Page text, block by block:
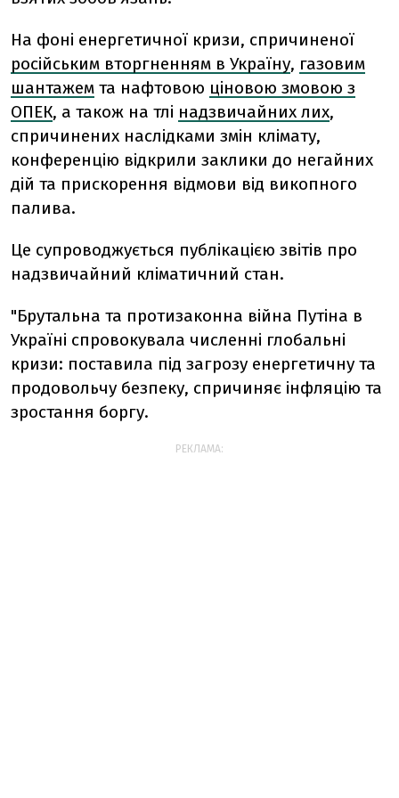
На фоні енергетичної кризи, спричиненої
російським вторгненням в Україну, газовим
шантажем та нафтовою ціновою змовою з
ОПЕК, а також на тлі надзвичайних лих,
спричинених наслідками змін клімату,
конференцію відкрили заклики до негайних
дій та прискорення відмови від викопного
палива.
Це супроводжується публікацією звітів про
надзвичайний кліматичний стан.
"Брутальна та протизаконна війна Путіна в
Україні спровокувала численні глобальні
кризи: поставила під загрозу енергетичну та
продовольчу безпеку, спричиняє інфляцію та
зростання боргу.
РЕКЛАМА: